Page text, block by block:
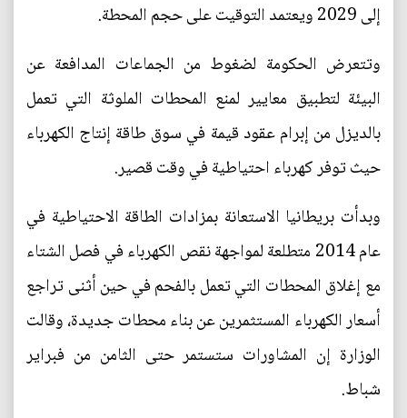
إلى 2029 ويعتمد التوقيت على حجم المحطة.
وتتعرض الحكومة لضغوط من الجماعات المدافعة عن
البيئة لتطبيق معايير لمنع المحطات الملوثة التي تعمل
بالديزل من إبرام عقود قيمة في سوق طاقة إنتاج الكهرباء
حيث توفر كهرباء احتياطية في وقت قصير.
وبدأت بريطانيا الاستعانة بمزادات الطاقة الاحتياطية في
عام 2014 متطلعة لمواجهة نقص الكهرباء في فصل الشتاء
مع إغلاق المحطات التي تعمل بالفحم في حين أثنى تراجع
أسعار الكهرباء المستثمرين عن بناء محطات جديدة، وقالت
الوزارة إن المشاورات ستستمر حتى الثامن من فبراير
شباط.